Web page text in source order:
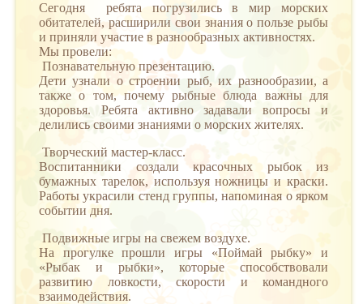
Сегодня ребята погрузились в мир морских
обитателей, расширили свои знания о пользе рыбы
и приняли участие в разнообразных активностях.
Мы провели:
Познавательную презентацию.
Дети узнали о строении рыб, их разнообразии, а
также о том, почему рыбные блюда важны для
здоровья. Ребята активно задавали вопросы и
делились своими знаниями о морских жителях.
Творческий мастер-класс.
Воспитанники создали красочных рыбок из
бумажных тарелок, используя ножницы и краски.
Работы украсили стенд группы, напоминая о ярком
событии дня.
Подвижные игры на свежем воздухе.
На прогулке прошли игры «Поймай рыбку» и
«Рыбак и рыбки», которые способствовали
развитию ловкости, скорости и командного
взаимодействия.